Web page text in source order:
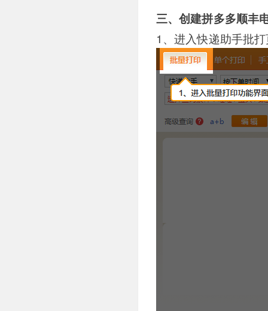
三、创建拼多多顺丰
1、进入快递助手批